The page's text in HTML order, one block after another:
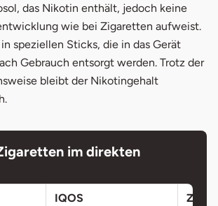
das Nikotin enthält, jedoch keine
wie bei Zigaretten aufweist.
speziellen Sticks, die in das Gerät
Gebrauch entsorgt werden. Trotz der
bleibt der Nikotingehalt
im direkten
IQOS